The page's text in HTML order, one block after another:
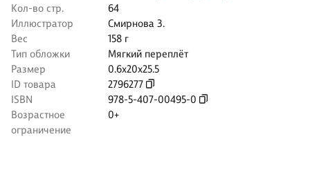
Кол-во стр.
64
Иллюстратор
Смирнова З.
Вес
158 г
Тип обложки
Мягкий переплёт
Размер
0.6x20x25.5
ID товара
2796277
ISBN
978-5-407-00495-0
Возрастное
ограничение
0+